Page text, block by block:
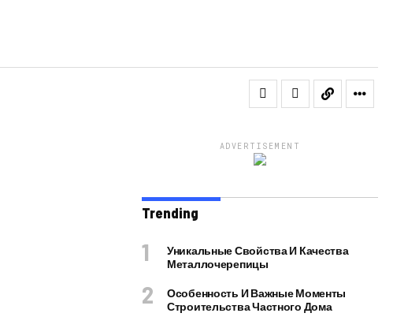
ADVERTISEMENT
Trending
Уникальные Свойства И Качества
Металлочерепицы
Особенность И Важные Моменты
Строительства Частного Дома